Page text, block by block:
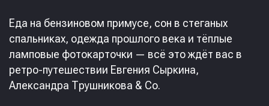
Еда на бензиновом примусе, сон в стеганых
спальниках, одежда прошлого века и тёплые
ламповые фотокарточки — всё это ждёт вас в
ретро-путешествии Евгения Сыркина,
Александра Трушникова & Co.